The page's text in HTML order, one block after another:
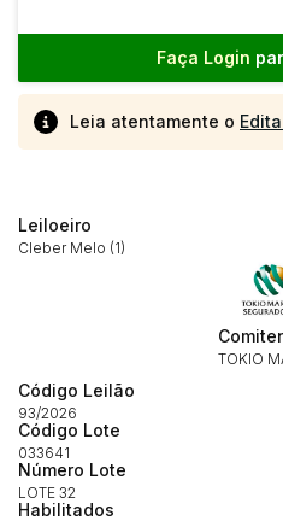
Faça Login
Leia atentamente o
Leiloeiro
Cleber Melo (1)
TOKIO
Código Leilão
93/2026
Código Lote
033641
Número Lote
LOTE 32
Habilitados
Envie sua Proposta
(Art. 895, CPC)
Habilite-se para efetuar
propostas